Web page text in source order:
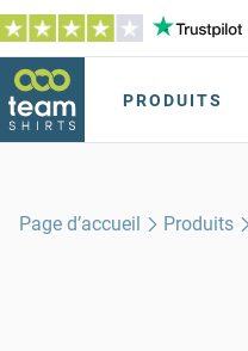
PRODUITS
Page d’accueil Produits